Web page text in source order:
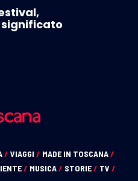
significato
/ VIAGGI / MADE IN TOSCANA/
/ MUSICA/ STORIE/ TV /